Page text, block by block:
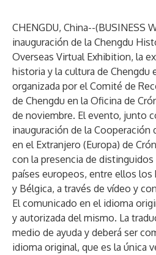
CHENGDU, China--(BUSINESS
inauguración de la Chengdu
Overseas Virtual Exhibition, la
historia y la cultura de Chengdu
organizada por el Comité de
de Chengdu en la Oficina de
de noviembre. El evento, junto
inauguración de la Cooperación
en el Extranjero (Europa) de
con la presencia de
países europeos, entre ellos los
y Bélgica, a través de vídeo y
El comunicado en el idioma
y autorizada del mismo. La
medio de ayuda y deberá ser
idioma original, que es la única